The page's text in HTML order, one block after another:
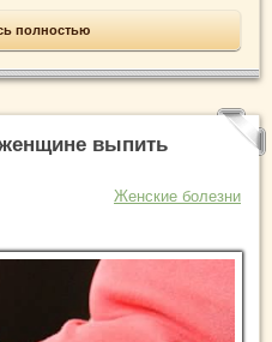
полностью
выпить
Женские болезни